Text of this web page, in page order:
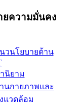
ยความมั่นคง
วนโยบายด้าน
นิยาม
นกายภาพและ
แวดล้อม